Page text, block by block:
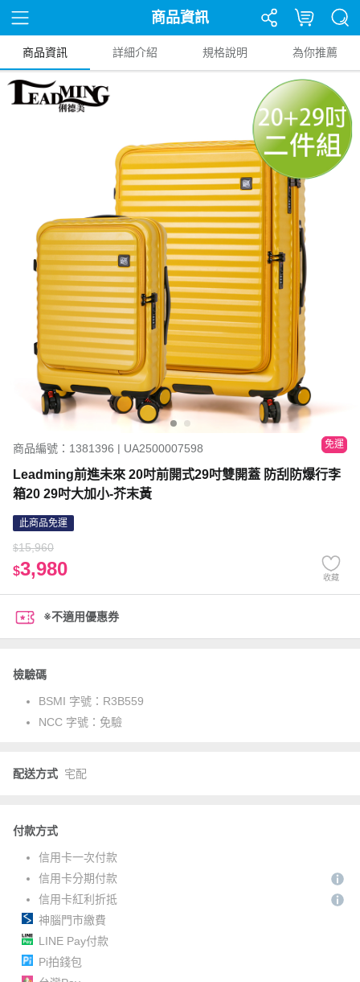
商品資訊
商品資訊 詳細介紹 規格說明 為你推薦
商品編號：1381396 | UA2500007598 免運
Leadming前進未來 20吋前開式29吋雙開蓋 防刮防爆行李
箱20 29吋大加小-芥末黃
此商品免運
$15,960
$3,980 收藏
※不適用優惠券
檢驗碼
BSMI 字號： R3B559
NCC 字號： 免驗
配送方式 宅配
付款方式
信用卡一次付款
信用卡分期付款
信用卡紅利折抵
神腦門市繳費
LINE Pay付款
Pi拍錢包